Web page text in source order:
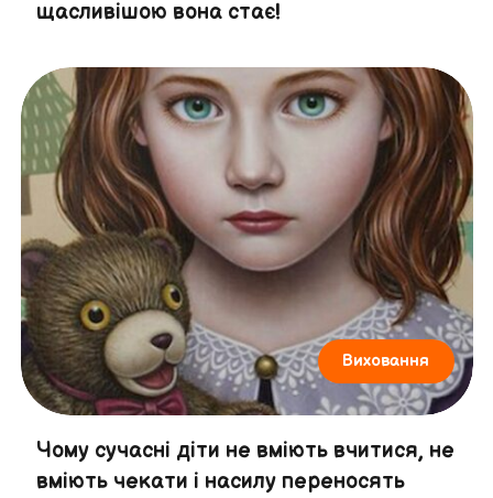
щасливішою вона стає!
Виховання
Чому сучасні діти не вміють вчитися, не
вміють чекати і насилу переносять